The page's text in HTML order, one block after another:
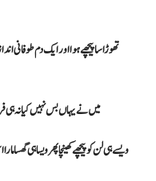
تھوڑا سا پیچھے ہوا اور ایک دم طوفانی
میں نے یہاں بس نہیں کیا نہ
ویسے ہی لن کو پیچھے کھینچا پھر ویسا ہی